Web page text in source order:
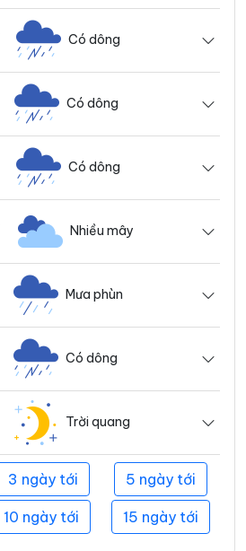
Có dông
Có dông
Có dông
Nhiều mây
Mưa phùn
Có dông
Trời quang
3 ngày tới 5 ngày tới
10 ngày tới 15 ngày tới